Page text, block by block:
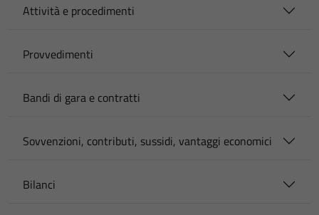
Attività e procedimenti
Provvedimenti
Bandi di gara e contratti
Sovvenzioni, contributi, sussidi, vantaggi economici
Bilanci